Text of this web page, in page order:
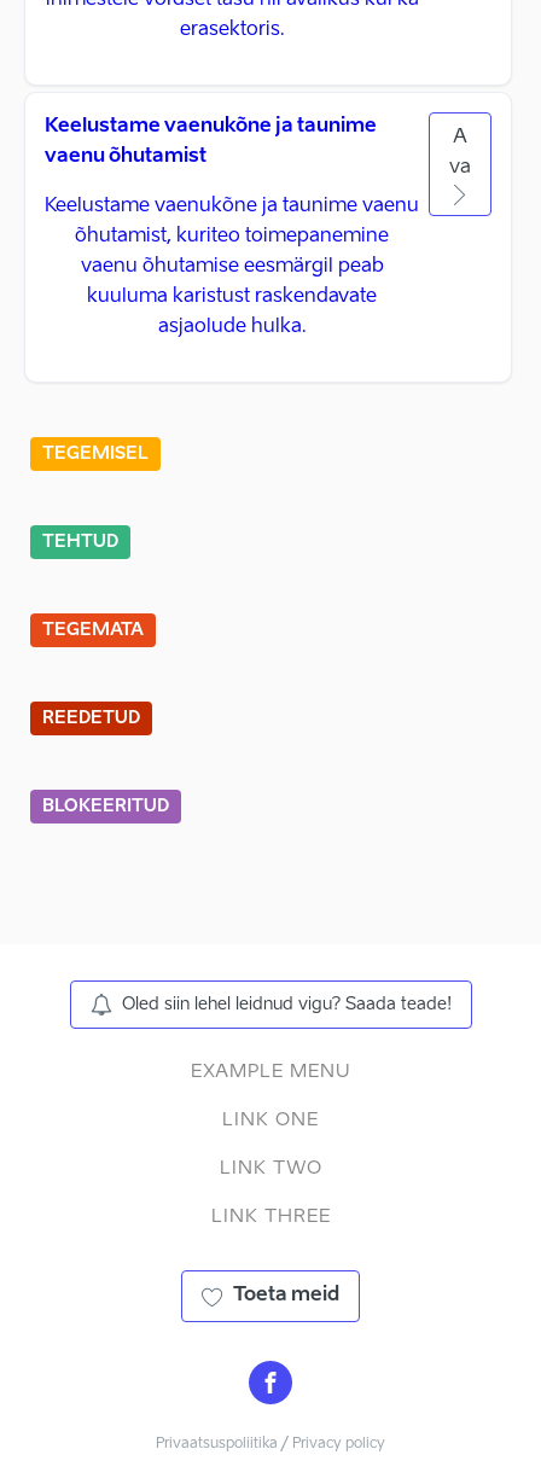
erasektoris.
Keelustame vaenukõne ja taunime
vaenu õhutamist
Keelustame vaenukõne ja taunime vaenu
õhutamist, kuriteo toimepanemine
vaenu õhutamise eesmärgil peab
kuuluma karistust raskendavate
asjaolude hulka.
A
va
TEGEMISEL
TEHTUD
TEGEMATA
REEDETUD
BLOKEERITUD
Oled siin lehel leidnud vigu? Saada teade!
EXAMPLE MENU
LINK ONE
LINK TWO
LINK THREE
Toeta meid
Privaatsuspoliitika / Privacy policy